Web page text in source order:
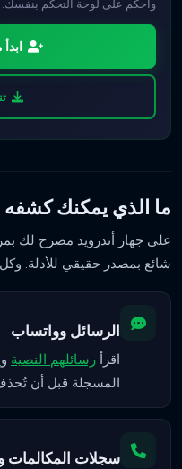
واحكم على لوحة التحكم بنفسك.
ما الذي يمكنك كشفه
شائع بمصدر حقيقي للأدلة. وكل
الرسائل وواتساب
اقرأ رسائلهم النصية و
المسجلة قبل أن
سجلات المكالمات